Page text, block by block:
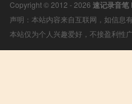
Copyright © 2012 - 2026 速记录音笔
声明：本站内容来自互联网，如信息
本站仅为个人兴趣爱好，不接盈利性